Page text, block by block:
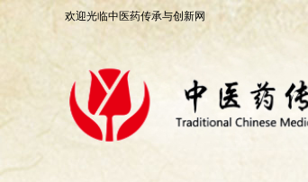
欢迎光临中医药传承与创新网